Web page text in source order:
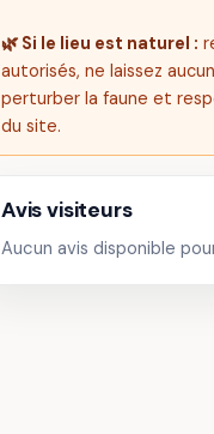
🌿 Si le lieu est naturel :
autorisés, ne laissez
perturber la faune et
du site.
Avis visiteurs
Aucun avis disponible